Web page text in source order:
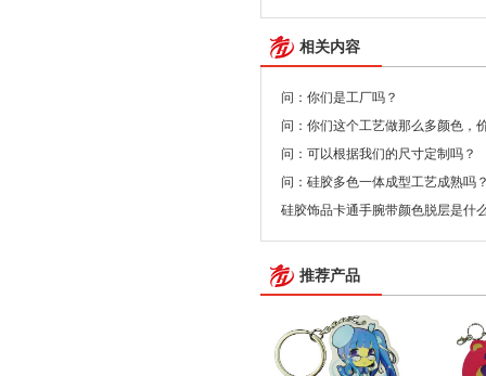
相关内容
问：你们是工厂吗？
问：你们这个工艺做那么多颜色，
问：可以根据我们的尺寸定制吗？
问：硅胶多色一体成型工艺成熟吗
硅胶饰品卡通手腕带颜色脱层是什
推荐产品